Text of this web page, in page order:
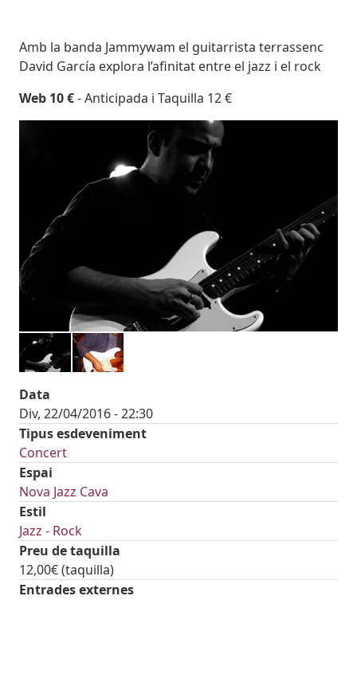
Body
Amb la banda Jammywam el guitarrista terrassenc
David García explora l’afinitat entre el jazz i el rock
Web 10 €- Anticipada i Taquilla 12 €
Data
Div, 22/04/2016 - 22:30
Tipus esdeveniment
Concert
Espai
Nova Jazz Cava
Estil
Jazz - Rock
Preu de taquilla
12,00€ (taquilla)
Entrades externes